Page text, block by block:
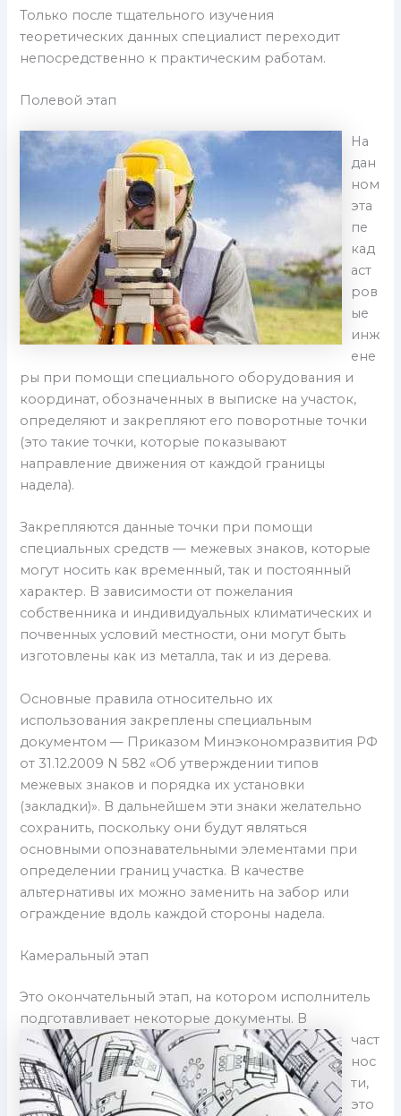
Только после тщательного изучения
теоретических данных специалист переходит
непосредственно к практическим работам.
Полевой этап
На
дан
ном
эта
пе
кад
аст
ров
ые
инж
ене
ры при помощи специального оборудования и
координат, обозначенных в выписке на участок,
определяют и закрепляют его поворотные точки
(это такие точки, которые показывают
направление движения от каждой границы
надела).
Закрепляются данные точки при помощи
специальных средств — межевых знаков, которые
могут носить как временный, так и постоянный
характер. В зависимости от пожелания
собственника и индивидуальных климатических и
почвенных условий местности, они могут быть
изготовлены как из металла, так и из дерева.
Основные правила относительно их
использования закреплены специальным
документом — Приказом Минэкономразвития РФ
от 31.12.2009 N 582 «Об утверждении типов
межевых знаков и порядка их установки
(закладки)». В дальнейшем эти знаки желательно
сохранить, поскольку они будут являться
основными опознавательными элементами при
определении границ участка. В качестве
альтернативы их можно заменить на забор или
ограждение вдоль каждой стороны надела.
Камеральный этап
Это окончательный этап, на котором исполнитель
подготавливает некоторые документы. В
част
нос
ти,
это